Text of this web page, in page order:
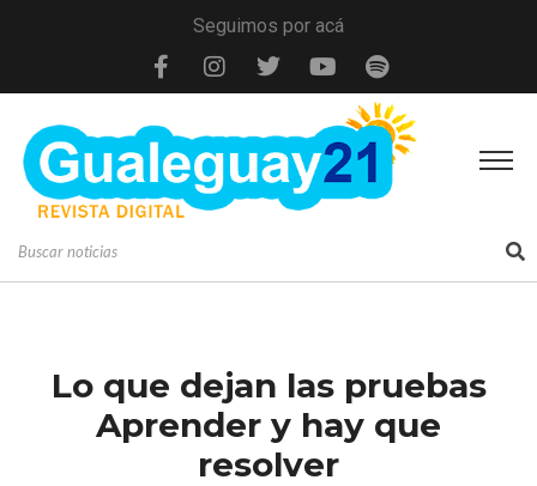
Seguimos por acá
Lo que dejan las pruebas
Aprender y hay que
resolver